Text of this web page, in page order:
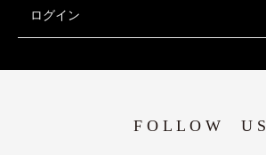
ログイン
F O L L O W U S